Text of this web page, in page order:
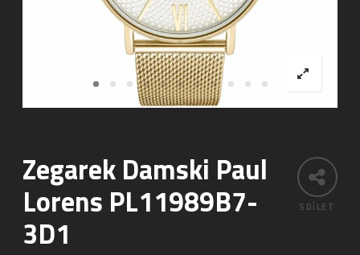
SDÍLET
Zegarek Damski Paul
Lorens PL11989B7-
3D1